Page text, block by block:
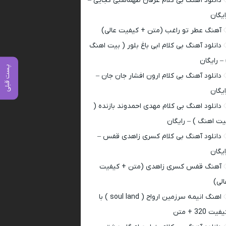
پست قبلی
آهنگ عطر تو راغب (متن + کیفیت عالی)
دانلود آهنگ بی کلام ابی باغ بلور ( بیت اهنگ
– رایگان
دانلود آهنگ بی کلام ارون افشار جان جان –
دانلود اهنگ بی کلام مهدی احمدوند بازنده (
اهنگ ) – رایگان
دانلود آهنگ بی کلام کسری زاهدی قفس –
آهنگ قفس کسری زاهدی (متن + کیفیت
اهنگ انیمه سرزمین ارواح ( soul land ) با
320 + متن